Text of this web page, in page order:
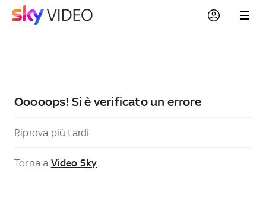
Ooooops! Si è verificato un errore
Riprova più tardi
Torna a Video Sky